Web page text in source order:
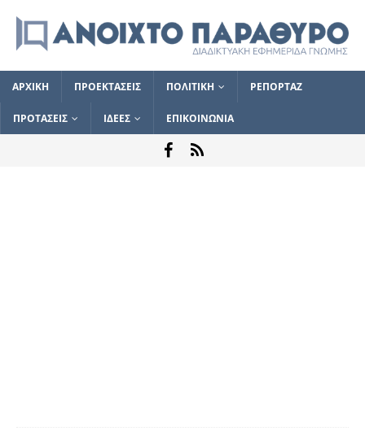
ΑΡΧΙΚΗ ΠΡΟΕΚΤΑΣΕΙΣ ΠΟΛΙΤΙΚΗ ΡΕΠΟΡΤΑΖ
ΠΡΟΤΑΣΕΙΣ ΙΔΕΕΣ ΕΠΙΚΟΙΝΩΝΙΑ